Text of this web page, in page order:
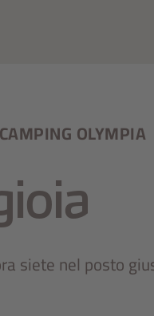
OLYMPIA
siete nel posto